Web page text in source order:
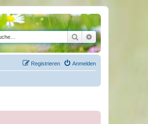
SucheErweiterte Suche
Anmelden
Registrieren